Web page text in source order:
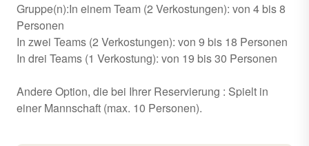
Gruppe(n):In einem Team (2 Verkostungen): von 4 bis 8
Personen
In zwei Teams (2 Verkostungen): von 9 bis 18 Personen
In drei Teams (1 Verkostung): von 19 bis 30 Personen
Andere Option, die bei Ihrer Reservierung : Spielt in
einer Mannschaft (max. 10 Personen).